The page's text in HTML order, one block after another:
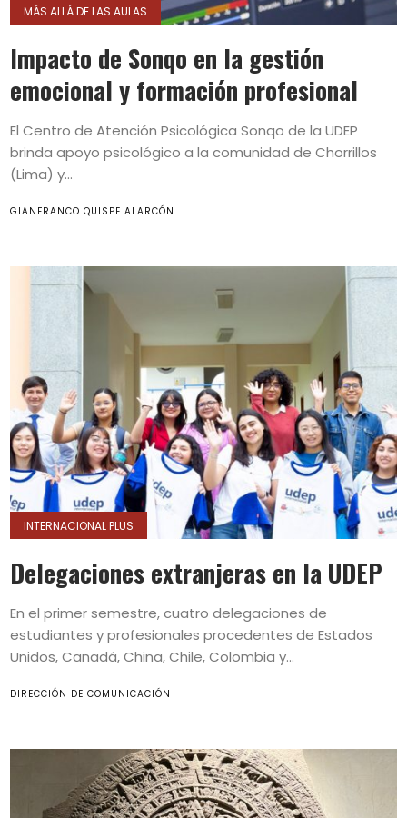
MÁS ALLÁ DE LAS AULAS
Impacto de Sonqo en la gestión
emocional y formación profesional
El Centro de Atención Psicológica Sonqo de la UDEP
brinda apoyo psicológico a la comunidad de Chorrillos
(Lima) y...
GIANFRANCO QUISPE ALARCÓN
INTERNACIONAL PLUS
Delegaciones extranjeras en la UDEP
En el primer semestre, cuatro delegaciones de
estudiantes y profesionales procedentes de Estados
Unidos, Canadá, China, Chile, Colombia y...
DIRECCIÓN DE COMUNICACIÓN